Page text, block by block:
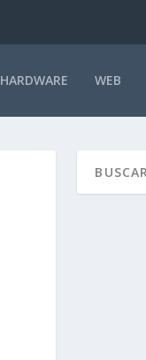
HARDWARE WEB